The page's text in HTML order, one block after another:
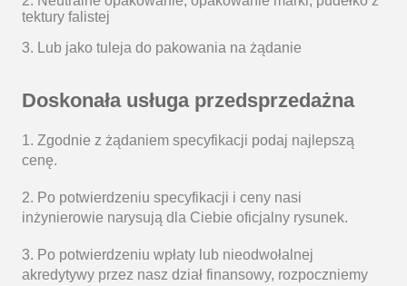
tektury falistej
3. Lub jako tuleja do pakowania na żądanie
Doskonała usługa przedsprzedażna
1. Zgodnie z żądaniem specyfikacji podaj najlepszą
cenę.
2. Po potwierdzeniu specyfikacji i ceny nasi
inżynierowie narysują dla Ciebie oficjalny rysunek.
3. Po potwierdzeniu wpłaty lub nieodwołalnej
akredytywy przez nasz dział finansowy, rozpoczniemy